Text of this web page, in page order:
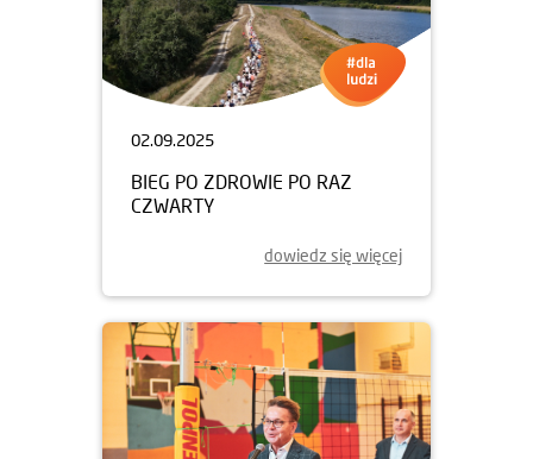
02.09.2025
BIEG PO ZDROWIE PO RAZ
CZWARTY
dowiedz się więcej